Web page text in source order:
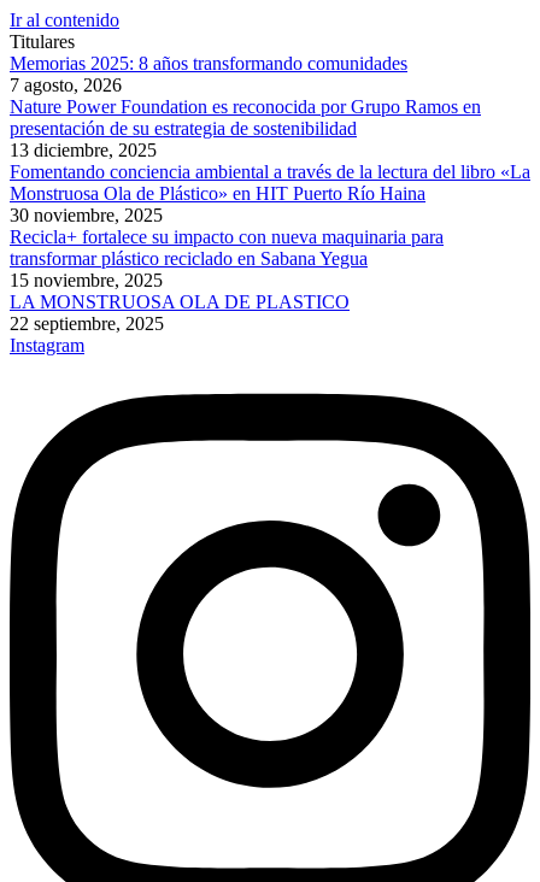
Ir al contenido
Titulares
Memorias 2025: 8 años transformando comunidades
7 agosto, 2026
Nature Power Foundation es reconocida por Grupo Ramos en
presentación de su estrategia de sostenibilidad
13 diciembre, 2025
Fomentando conciencia ambiental a través de la lectura del libro «La
Monstruosa Ola de Plástico» en HIT Puerto Río Haina
30 noviembre, 2025
Recicla+ fortalece su impacto con nueva maquinaria para
transformar plástico reciclado en Sabana Yegua
15 noviembre, 2025
LA MONSTRUOSA OLA DE PLASTICO
22 septiembre, 2025
Instagram